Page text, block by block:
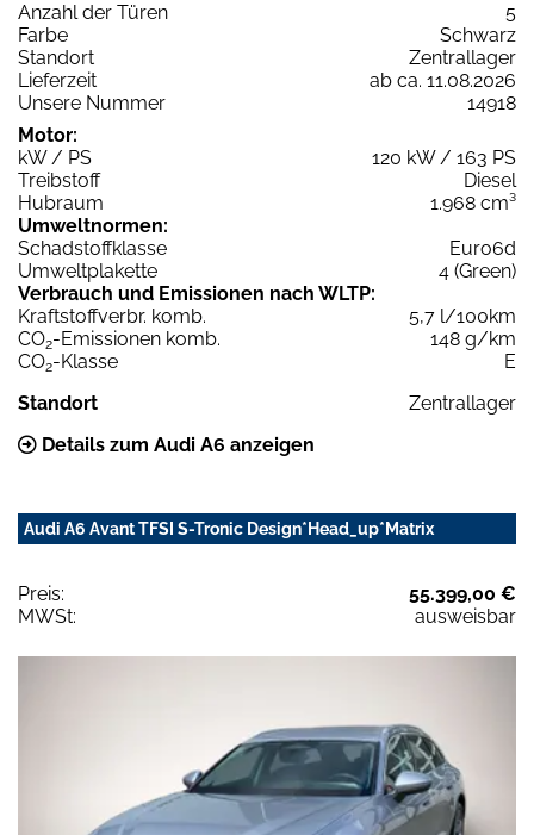
Anzahl der Türen
5
Farbe
Schwarz
Standort
Zentrallager
Lieferzeit
ab ca. 11.08.2026
Unsere Nummer
14918
Motor:
kW / PS
120 kW / 163 PS
Treibstoff
Diesel
Hubraum
1.968 cm³
Umweltnormen:
Schadstoffklasse
Euro6d
Umweltplakette
4 (Green)
Verbrauch und Emissionen nach WLTP:
Kraftstoffverbr. komb.
5,7 l/100km
CO2-Emissionen komb.
148 g/km
CO2-Klasse
E
Standort
Zentrallager
Details zum Audi A6 anzeigen
Audi A6 Avant TFSI S-Tronic Design*Head_up*Matrix
Preis:
55.399,00 €
MWSt:
ausweisbar